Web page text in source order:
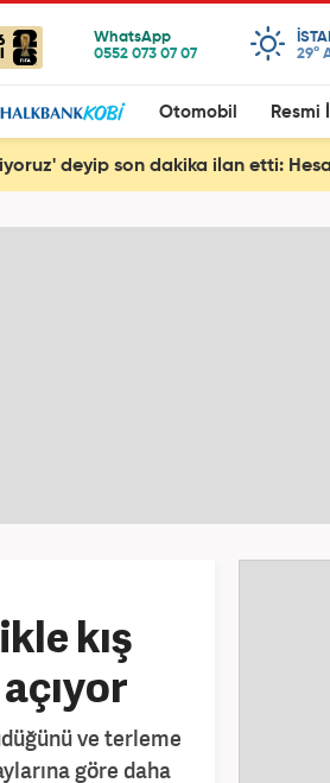
29°
Otomobil Resmi
deyip son dakika ilan etti:
kış
ve terleme
göre daha